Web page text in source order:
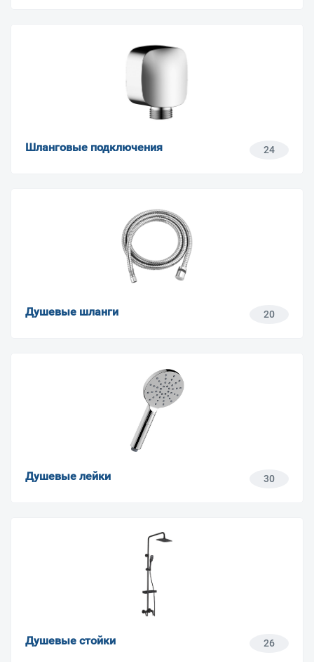
Шланговые подключения 24
Душевые шланги 20
Душевые лейки 30
Душевые стойки 26